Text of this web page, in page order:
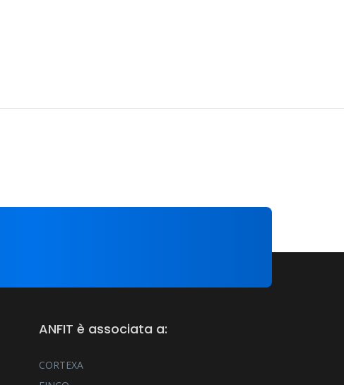
ANFIT è associata a:
CORTEXA